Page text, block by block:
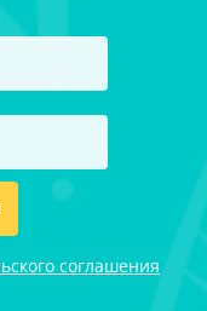
соглашения